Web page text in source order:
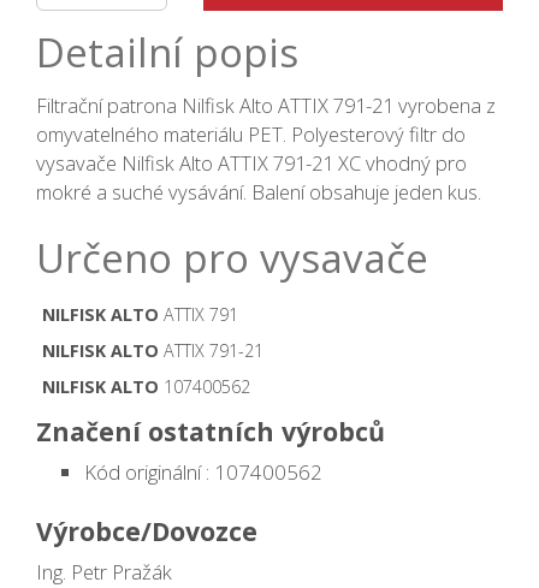
Detailní popis
Filtrační patrona Nilfisk Alto ATTIX 791-21 vyrobena z
omyvatelného materiálu PET. Polyesterový filtr do
vysavače Nilfisk Alto ATTIX 791-21 XC vhodný pro
mokré a suché vysávání. Balení obsahuje jeden kus.
Určeno pro vysavače
NILFISK ALTO ATTIX 791
NILFISK ALTO ATTIX 791-21
NILFISK ALTO 107400562
Značení ostatních výrobců
Kód originální : 107400562
Výrobce/Dovozce
Ing. Petr Pražák